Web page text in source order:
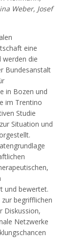
Weber, Josef
eine
die
Bundesanstalt
in Bozen und
im Trentino
Studie
Situation und
und bewertet.
begrifflichen
Diskussion,
Netzwerke